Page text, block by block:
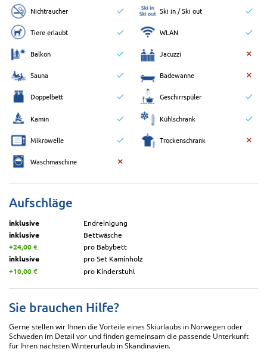
Nichtraucher Ski in / Ski out
Tiere erlaubt WLAN
Balkon Jacuzzi
Sauna Badewanne
Doppelbett Geschirrspüler
Kamin Kühlschrank
Mikrowelle Trockenschrank
Waschmaschine
Aufschläge
inklusive
Endreinigung
inklusive
Bettwäsche
+24,00 €
pro Babybett
inklusive
pro Set Kaminholz
+10,00 €
pro Kinderstuhl
Sie brauchen Hilfe?
Gerne stellen wir Ihnen die Vorteile eines Skiurlaubs in Norwegen oder
Schweden im Detail vor und finden gemeinsam die passende Unterkunft
für Ihren nächsten Winterurlaub in Skandinavien.